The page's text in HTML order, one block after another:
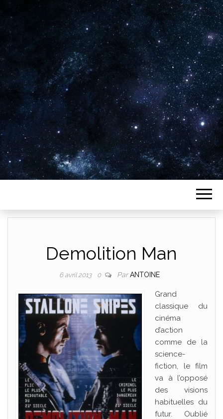
Plus de 2800 critiques de films
Demolition Man
6 avril 2013 0 ParANTOINE
Grand
classique du
cinéma
d’action
comme de la
science-
fiction, le film
va à l’opposé
des visions
habituelles du
futur. Oublié